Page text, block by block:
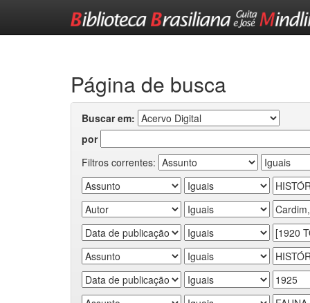
Página de busca
Buscar em:
por
Filtros correntes: